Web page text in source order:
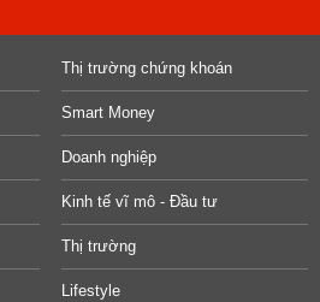
Thị trường chứng khoán
Smart Money
Doanh nghiệp
Kinh tế vĩ mô - Đầu tư
Thị trường
Lifestyle